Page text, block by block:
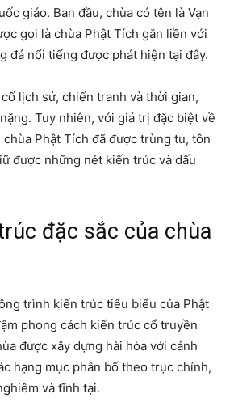
giáo. Ban đầu, chùa có tên là Vạn
gọi là chùa Phật Tích gắn liền với
đá nổi tiếng được phát hiện tại đây.
lịch sử, chiến tranh và thời gian,
Tuy nhiên, với giá trị đặc biệt về
chùa Phật Tích đã được trùng tu, tôn
được những nét kiến trúc và dấu
đặc sắc của chùa
trình kiến trúc tiêu biểu của Phật
phong cách kiến trúc cổ truyền
được xây dựng hài hòa với cảnh
hạng mục phân bố theo trục chính,
và tĩnh tại.